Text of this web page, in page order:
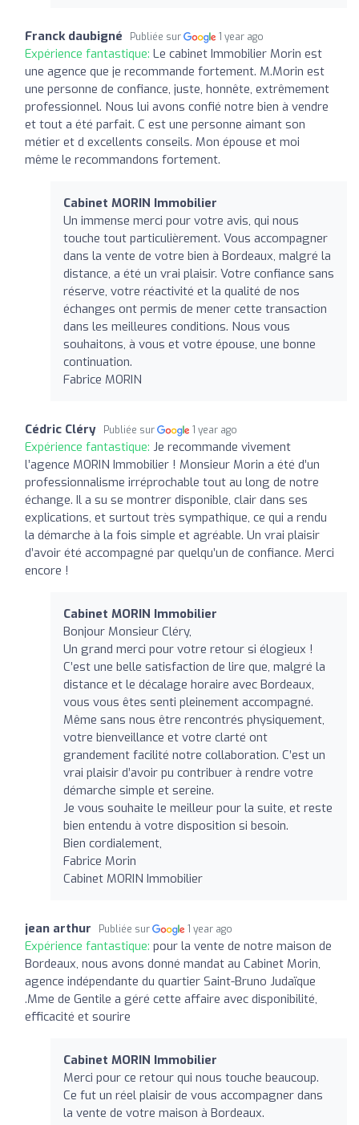
Franck daubigné Publiée sur 1 year ago
Expérience fantastique: Le cabinet Immobilier Morin est
une agence que je recommande fortement. M.Morin est
une personne de confiance, juste, honnête, extrêmement
professionnel. Nous lui avons confié notre bien à vendre
et tout a été parfait. C est une personne aimant son
métier et d excellents conseils. Mon épouse et moi
même le recommandons fortement.
Cabinet MORIN Immobilier
Un immense merci pour votre avis, qui nous
touche tout particulièrement. Vous accompagner
dans la vente de votre bien à Bordeaux, malgré la
distance, a été un vrai plaisir. Votre confiance sans
réserve, votre réactivité et la qualité de nos
échanges ont permis de mener cette transaction
dans les meilleures conditions. Nous vous
souhaitons, à vous et votre épouse, une bonne
continuation.
Fabrice MORIN
Cédric Cléry Publiée sur 1 year ago
Expérience fantastique: Je recommande vivement
l’agence MORIN Immobilier ! Monsieur Morin a été d’un
professionnalisme irréprochable tout au long de notre
échange. Il a su se montrer disponible, clair dans ses
explications, et surtout très sympathique, ce qui a rendu
la démarche à la fois simple et agréable. Un vrai plaisir
d’avoir été accompagné par quelqu’un de confiance. Merci
encore !
Cabinet MORIN Immobilier
Bonjour Monsieur Cléry,
Un grand merci pour votre retour si élogieux !
C’est une belle satisfaction de lire que, malgré la
distance et le décalage horaire avec Bordeaux,
vous vous êtes senti pleinement accompagné.
Même sans nous être rencontrés physiquement,
votre bienveillance et votre clarté ont
grandement facilité notre collaboration. C’est un
vrai plaisir d’avoir pu contribuer à rendre votre
démarche simple et sereine.
Je vous souhaite le meilleur pour la suite, et reste
bien entendu à votre disposition si besoin.
Bien cordialement,
Fabrice Morin
Cabinet MORIN Immobilier
jean arthur Publiée sur 1 year ago
Expérience fantastique: pour la vente de notre maison de
Bordeaux, nous avons donné mandat au Cabinet Morin,
agence indépendante du quartier Saint-Bruno Judaïque
.Mme de Gentile a géré cette affaire avec disponibilité,
efficacité et sourire
Cabinet MORIN Immobilier
Merci pour ce retour qui nous touche beaucoup.
Ce fut un réel plaisir de vous accompagner dans
la vente de votre maison à Bordeaux.